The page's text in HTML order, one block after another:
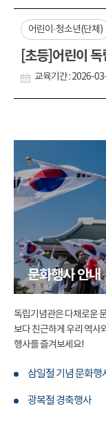
어린이·청소년(단체)
[초등]어린이
교육기간 : 2026-
문화행사 안내
독립기념관은 다채로운
보다 친근하게 우리 역사
행사를 즐겨보세요!
삼일절 기념 문화행
광복절 경축행사